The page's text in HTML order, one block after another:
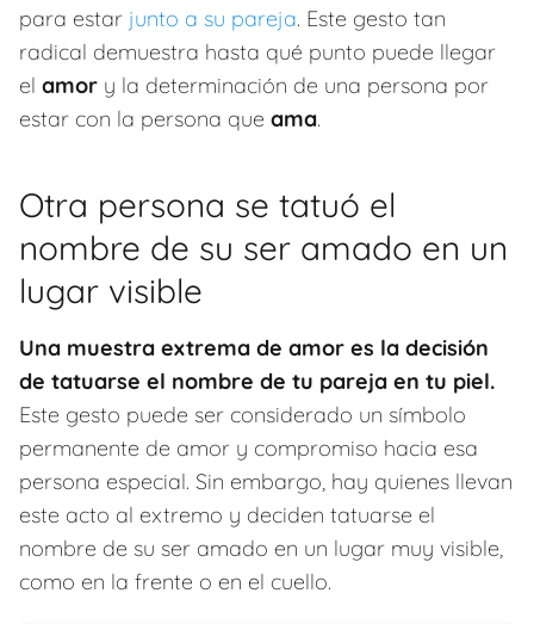
para estar junto a su pareja. Este gesto tan
radical demuestra hasta qué punto puede llegar
el amor y la determinación de una persona por
estar con la persona que ama.
Otra persona se tatuó el
nombre de su ser amado en un
lugar visible
Una muestra extrema de amor es la decisión
de tatuarse el nombre de tu pareja en tu piel.
Este gesto puede ser considerado un símbolo
permanente de amor y compromiso hacia esa
persona especial. Sin embargo, hay quienes llevan
este acto al extremo y deciden tatuarse el
nombre de su ser amado en un lugar muy visible,
como en la frente o en el cuello.